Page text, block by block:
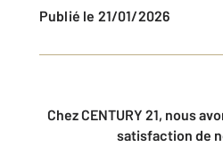
Publié le 21/01/2026
Chez CENTURY 21, nous
satisfaction de